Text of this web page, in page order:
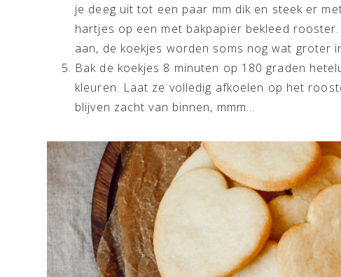
je deeg uit tot een paar mm dik en steek er
hartjes op een met bakpapier bekleed
aan, de koekjes worden soms nog wat groter
Bak de koekjes 8 minuten op 180 graden
kleuren. Laat ze volledig afkoelen op het
blijven zacht van binnen, mmm…